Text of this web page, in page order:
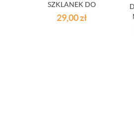
SZKLANEK DO
WHISKY RONA
250 ML OUTLET
29,00zł